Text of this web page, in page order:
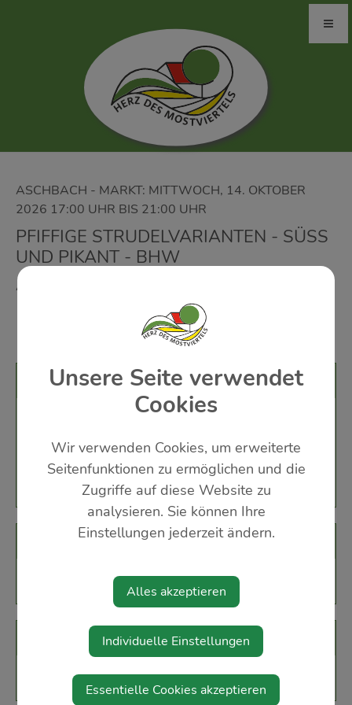
ASCHBACH - MARKT: MITTWOCH, 14. OKTOBER
2026 17:00 UHR BIS 21:00 UHR
PFIFFIGE STRUDELVARIANTEN - SÜSS U
ND PIKANT - BHW
Anna Sturl (0664/404 86 21)
Veranstaltungsort
Schulstraße 2
3361 Aschbach-Markt
Veranstalter
Kosten: € 30,00 pro Person
Unsere Seite verwendet
Cookies
Wir verwenden Cookies, um erweiterte
Seitenfunktionen zu ermöglichen und die
Zugriffe auf diese Website zu
analysieren. Sie können Ihre
Einstellungen jederzeit ändern.
Alles akzeptieren
Individuelle Einstellungen
Essentielle Cookies akzeptieren